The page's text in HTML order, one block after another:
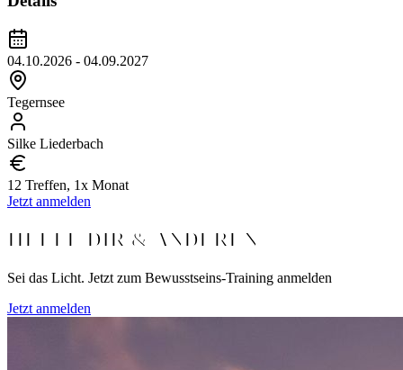
04.10.2026 - 04.09.2027
Tegernsee
Silke Liederbach
12 Treffen, 1x Monat
Jetzt anmelden
HELFE DIR & ANDEREN
Sei das Licht. Jetzt zum Bewusstseins-Training anmelden
Jetzt anmelden